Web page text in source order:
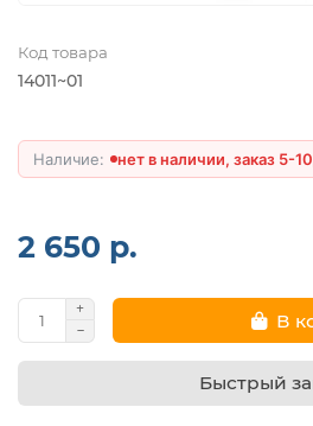
Код товара
14011~01
нет в наличии, заказ 5-
2 650 р.
В
Быстрый